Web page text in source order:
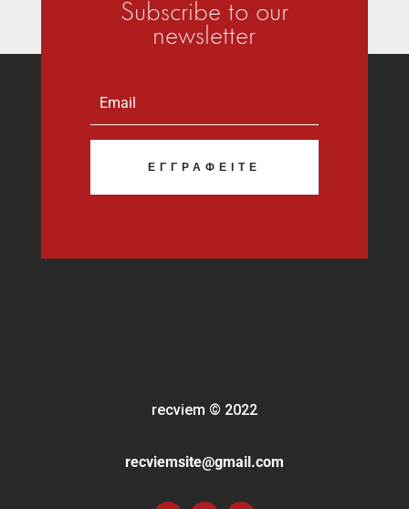
Subscribe to our
newsletter
ΕΓΓΡΑΦΕΊΤΕ
recviem © 2022
recviemsite@gmail.com